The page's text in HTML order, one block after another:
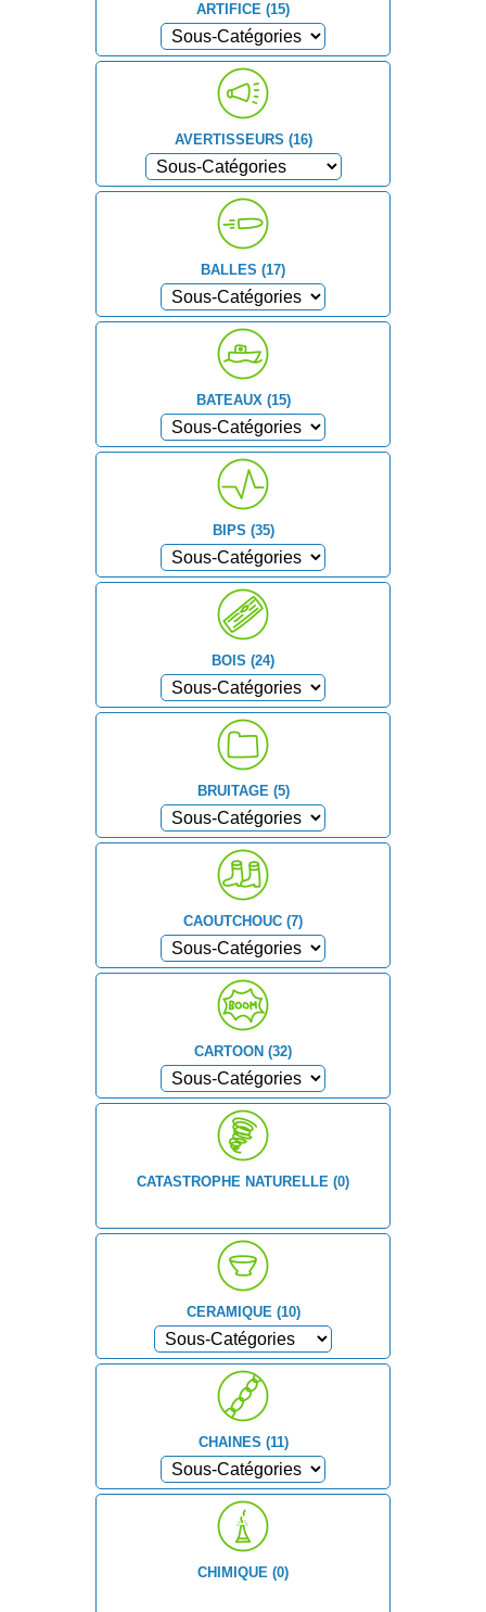
ARTIFICE (15)
AVERTISSEURS (16)
BALLES (17)
BATEAUX (15)
BIPS (35)
BOIS (24)
BRUITAGE (5)
CAOUTCHOUC (7)
CARTOON (32)
CATASTROPHE NATURELLE (0)
CERAMIQUE (10)
CHAINES (11)
CHIMIQUE (0)